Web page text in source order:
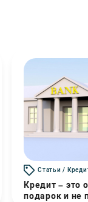
Статьи /
Кредит – это
подарок и не